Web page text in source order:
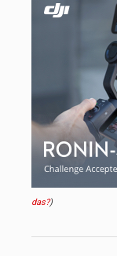
das?)